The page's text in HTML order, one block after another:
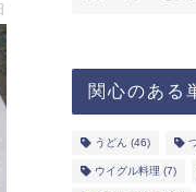
関心のある
うどん (46)
ウイグル料理 (7)